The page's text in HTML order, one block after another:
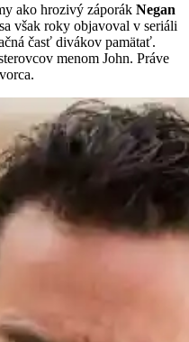
ako hrozivý záporák Negan
však roky objavoval v seriáli
časť divákov pamätať.
menom John. Práve